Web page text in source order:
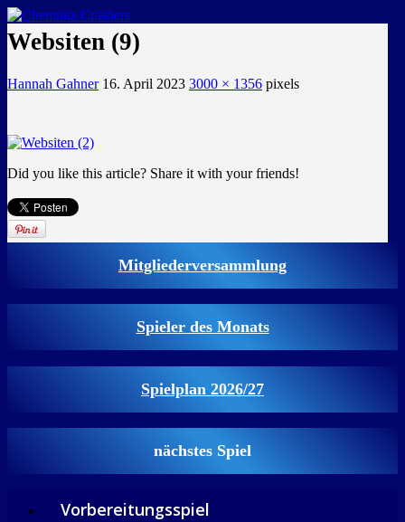
GEMEINSAM EINE LEIDENSCHAFT
Websiten (9)
Hannah Gahner 16. April 2023 3000 × 1356 pixels
Did you like this article? Share it with your friends!
Mitgliederversammlung
Spieler des Monats
Spielplan 2026/27
nächstes Spiel
Vorbereitungsspiel